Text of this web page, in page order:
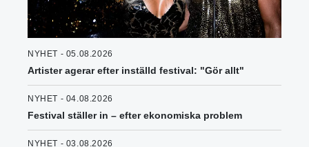
NYHET - 05.08.2026
Artister agerar efter inställd festival: "Gör allt"
NYHET - 04.08.2026
Festival ställer in – efter ekonomiska problem
NYHET - 03.08.2026